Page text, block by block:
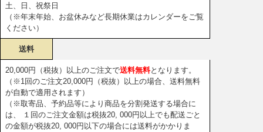
土、日、祝祭日
（※年末年始、お盆休みなど長期休業はカレンダーをご覧
ください）
送料
20,000円（税抜）以上のご注文で送料無料となります。
（※1回のご注文20,000円（税抜）以上の場合、送料無料
が自動で適用されます）
（※取寄品、予約品等により商品を分割発送する場合に
は、 １回のご注文金額は税抜20, 000円以上でも配送ごと
の金額が税抜20, 000円以下の場合には送料がかかりま